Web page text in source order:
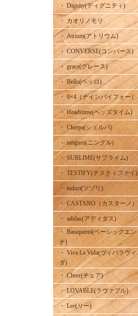
・ Dignity(ディグニティ)
・ カオリノモリ
・ Atrium(アトリウム)
・ CONVERSE(コンバース)
・ grace(グレース)
・ Bello(ベッロ)
・ 9×4（ナインバイフォー）
・ Headstime(ヘッズタイム)
・ Cherpa(シェルパ)
・ ninguru(ニングル)
・ SUBLIME(サブライム)
・ TESTIFY(テスティファイ)
・ tuduri(ツヅリ)
・ CASTANO（カスターノ）
・ adidas(アディダス)
・ Basiquenti(ベーシックエン
チ)
・ Viva La Vida(ヴィバラヴィ
ダ)
・ Cheer(チェア)
・ LOVABLE(ラヴァブル)
・ Lee(リー)